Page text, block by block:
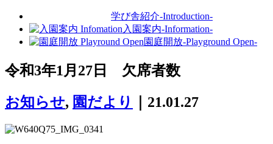
学び舎紹介-Introduction-
入園案内-Information-
園庭開放-Playground Open-
令和3年1月27日 欠席者数
お知らせ, 園だより ｜21.01.27